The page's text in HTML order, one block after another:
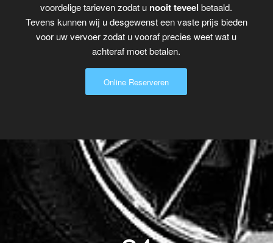
voordelige tarieven zodat u nooit teveel betaald.
Tevens kunnen wij u desgewenst een vaste prijs bieden
voor uw vervoer zodat u vooraf precies weet wat u
achteraf moet betalen.
Online Reserveren